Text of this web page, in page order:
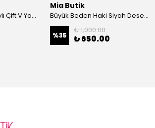
Beyaz Dantel Detaylı Çift V Yaka Karşkorse Esnek Bluz
Mia Butik
Büyük Beden Haki Siyah Desenli Hırka
%35
₺ 1,000.00
₺ 650.00